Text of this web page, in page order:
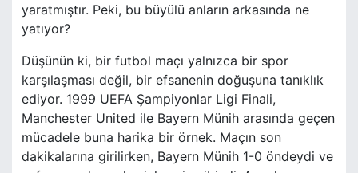
yaratmıştır. Peki, bu büyülü anların arkasında ne
yatıyor?
Düşünün ki, bir futbol maçı yalnızca bir spor
karşılaşması değil, bir efsanenin doğuşuna tanıklık
ediyor. 1999 UEFA Şampiyonlar Ligi Finali,
Manchester United ile Bayern Münih arasında geçen
mücadele buna harika bir örnek. Maçın son
dakikalarına girilirken, Bayern Münih 1-0 öndeydi ve